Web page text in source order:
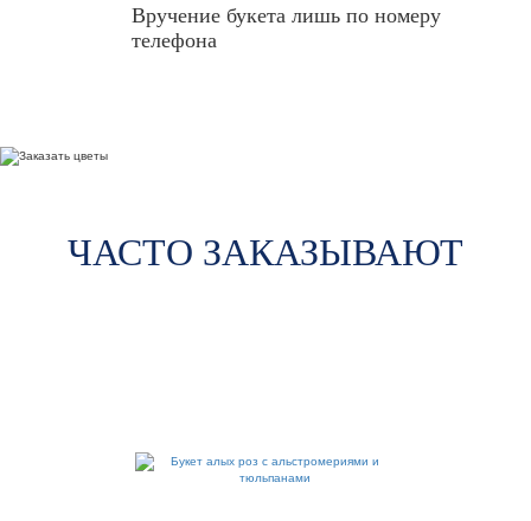
Вручение букета лишь по номеру
телефона
ЧАСТО ЗАКАЗЫВАЮТ